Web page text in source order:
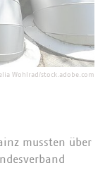
Wohlrad/stock.adobe.com
mussten über